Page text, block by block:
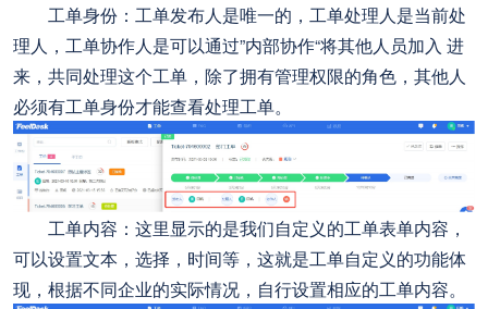
工单身份：工单发布人是唯一的，工单处理人是当前处
理人，工单协作人是可以通过”内部协作“将其他人员加入 进
来，共同处理这个工单，除了拥有管理权限的角色，其他人
必须有工单身份才能查看处理工单。
工单内容：这里显示的是我们自定义的工单表单内容，
可以设置文本，选择，时间等，这就是工单自定义的功能体
现，根据不同企业的实际情况，自行设置相应的工单内容。